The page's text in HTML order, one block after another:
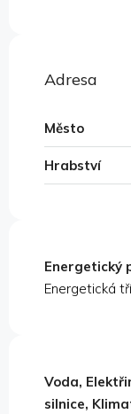
Adresa
Město
Hrabství
Energetický
Energetická
Voda,
silnice,